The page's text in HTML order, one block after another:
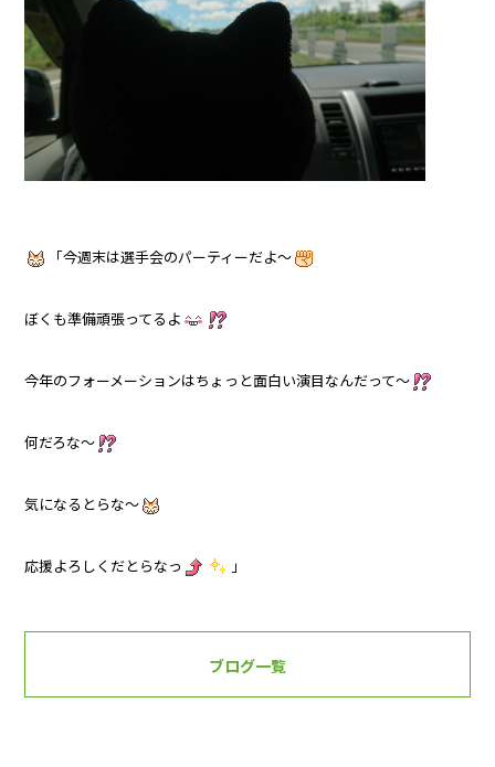
「今週末は選手会のパーティーだよ～
ぼくも準備頑張ってるよ
今年のフォーメーションはちょっと面白い演目なんだって～
何だろな～
気になるとらな～
応援よろしくだとらなっ 」
ブログ一覧